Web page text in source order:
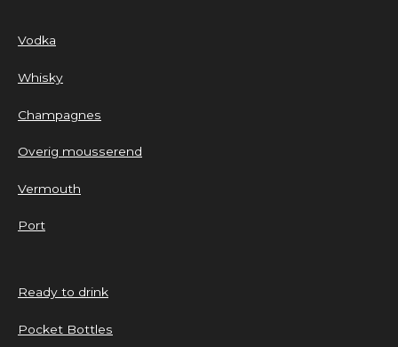
Vodka
Whisky
Champagnes
Overig mousserend
Vermouth
Port
Ready to drink
Pocket Bottles